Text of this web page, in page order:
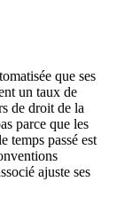
que ses
un taux de
de droit de la
parce que les
temps passé est
ajuste ses